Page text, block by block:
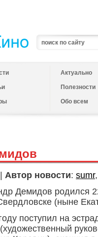
Актуально
Полезности
Обо всем
Автор новости: sumr
Демидов родился
(ныне
поступил на